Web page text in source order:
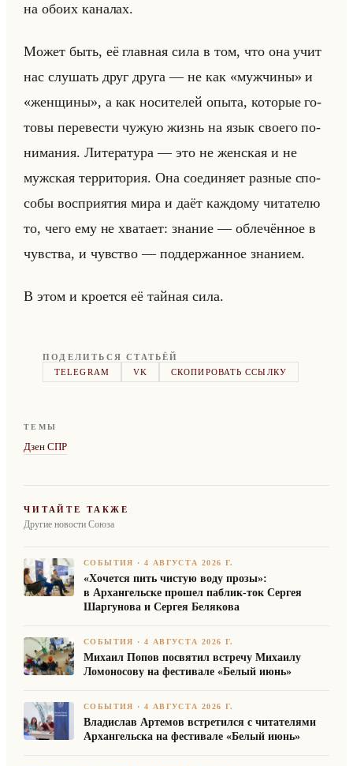
на обоих ка­на­лах.
Может быть, её глав­ная сила в том, что она учит
нас слу­шать друг друга — не как «мужчины» и
«женщины», а как но­си­те­лей опыта, ко­то­рые го­
то­вы пе­ре­ве­сти чужую жизнь на язык сво­его по­
ни­ма­ния. Ли­те­ра­ту­ра — это не жен­ская и не
муж­ская тер­ри­то­рия. Она со­еди­ня­ет раз­ные спо­
со­бы вос­при­ятия мира и даёт каж­до­му чи­та­те­лю
то, чего ему не хва­та­ет: зна­ние — об­ле­чён­ное в
чув­ства, и чув­ство — под­дер­жан­ное зна­ни­ем.
В этом и кро­ет­ся её тайная сила.
ПОДЕЛИТЬСЯ СТАТЬЁЙ
TELEGRAM
VK СКОПИРОВАТЬ ССЫЛКУ
ТЕМЫ
Дзен СПР
ЧИТАЙТЕ ТАКЖЕ
Другие новости Союза
СОБЫТИЯ ·4 АВГУСТА 2026 Г.
«Хочется пить чистую воду прозы»:
в Архангельске прошел паблик-ток Сергея
Шаргунова и Сергея Белякова
СОБЫТИЯ ·4 АВГУСТА 2026 Г.
Михаил Попов посвятил встречу Михаилу
Ломоносову на фестивале «Белый июнь»
СОБЫТИЯ ·4 АВГУСТА 2026 Г.
Владислав Артемов встретился с читателями
Архангельска на фестивале «Белый июнь»